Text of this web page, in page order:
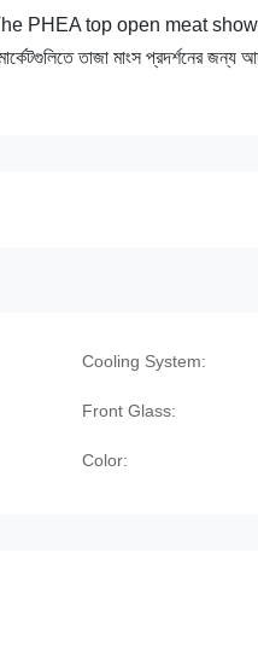
শোকেস The PHEA top open
তাজা মাংস প্রদর্শনের
Cooling System:
Front Glass:
Color: